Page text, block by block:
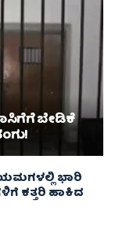
ಬೇಡಿಕೆ
ಭಾರಿ
ಕತ್ತರಿ ಹಾಕಿದ